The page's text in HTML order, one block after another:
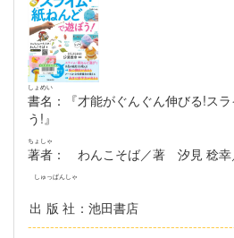
書名
しょめい
：『才能がぐんぐん伸びる!ス
う!』
著者
ちょしゃ
： わんこそば／著 汐見 稔
出版社
しゅっぱんしゃ
：池田書店